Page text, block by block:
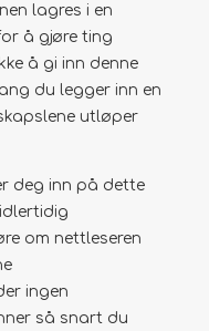
lagres i en
å gjøre ting
å gi inn denne
du legger inn en
utløper
deg inn på dette
om nettleseren
ingen
så snart du